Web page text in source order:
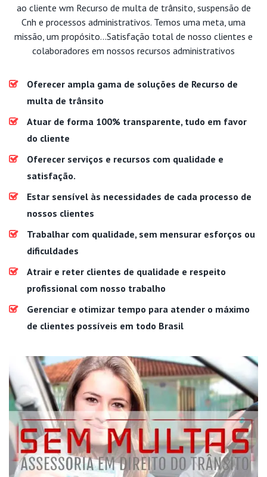
ao cliente wm Recurso de multa de trânsito, suspensão de
Cnh e processos administrativos. Temos uma meta, uma
missão, um propósito...Satisfação total de nosso clientes e
colaboradores em nossos recursos administrativos
Oferecer ampla gama de soluções de Recurso de
multa de trânsito
Atuar de forma 100% transparente, tudo em favor
do cliente
Oferecer serviços e recursos com qualidade e
satisfação.
Estar sensível às necessidades de cada processo de
nossos clientes
Trabalhar com qualidade, sem mensurar esforços ou
dificuldades
Atrair e reter clientes de qualidade e respeito
profissional com nosso trabalho
Gerenciar e otimizar tempo para atender o máximo
de clientes possíveis em todo Brasil